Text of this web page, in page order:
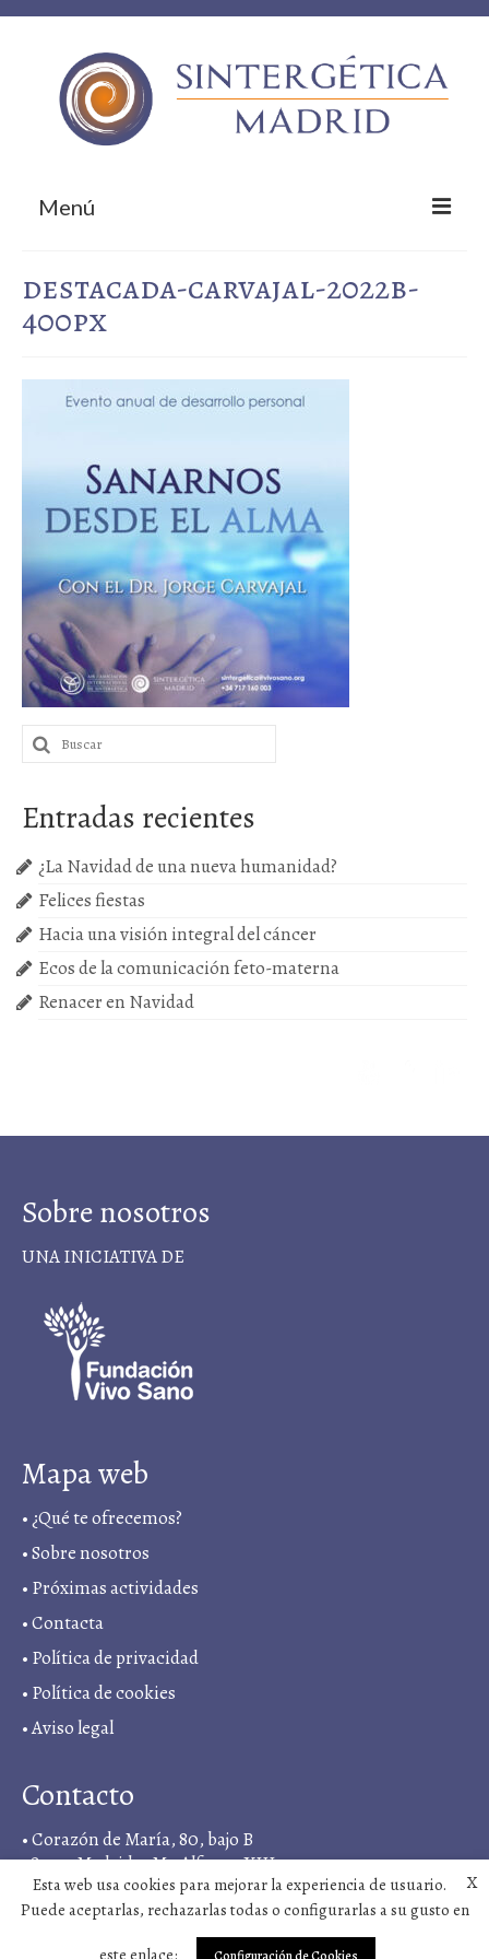
Menú
Sobre nosotros
Empresas colaboradoras
Próximas actividades
Cursos
destacada-carvajal-2022b-
400px
Buscar
por:
Entradas recientes
¿La Navidad de una nueva humanidad?
Felices fiestas
Hacia una visión integral del cáncer
Ecos de la comunicación feto-materna
Renacer en Navidad
Sobre nosotros
UNA INICIATIVA DE
Mapa web
•¿Qué te ofrecemos?
•Sobre nosotros
• Próximas actividades
•Contacta
• Política de privacidad
• Política de cookies
•Aviso legal
Contacto
• Corazón de María, 80, bajo B
28022, Madrid, <M> Alfonso XIII
• +34 919 03 11 18
sintergetica@vivosano.org
X
Esta web usa cookies para mejorar la experiencia de usuario.
Puede aceptarlas, rechazarlas todas o configurarlas a su gusto en